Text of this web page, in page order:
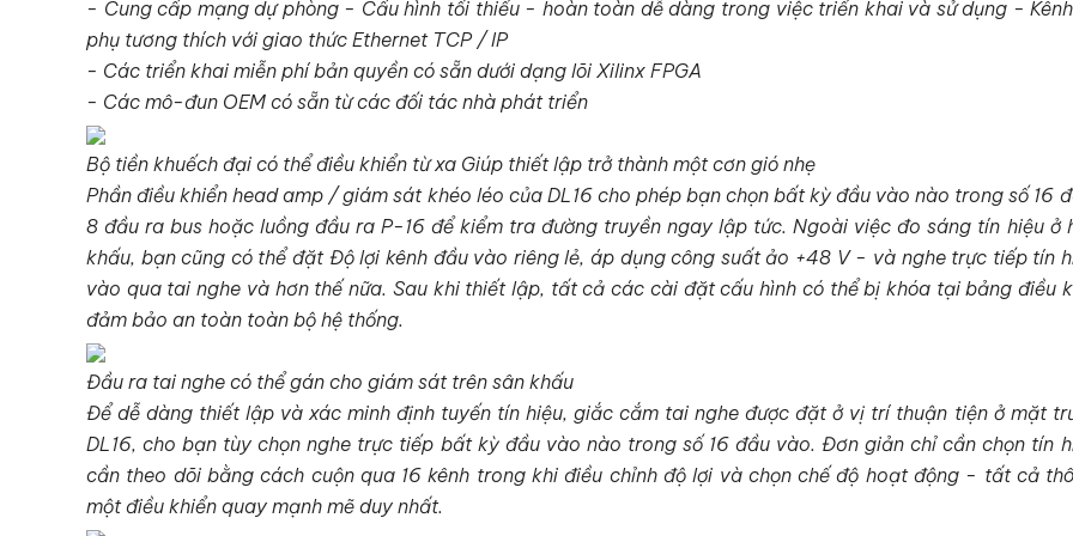
- Cung cấp mạng dự phòng - Cấu hình tối thiểu - hoàn toàn dễ dàng trong việc triển khai và sử dụng -
phụ tương thích với giao thức Ethernet TCP / IP
- Các triển khai miễn phí bản quyền có sẵn dưới dạng lõi Xilinx FPGA
- Các mô-đun OEM có sẵn từ các đối tác nhà phát triển
Bộ tiền khuếch đại có thể điều khiển từ xa Giúp thiết lập trở thành một cơn gió nhẹ
Phần điều khiển head amp / giám sát khéo léo của DL16 cho phép bạn chọn bất kỳ đầu vào nào trong số 16
8 đầu ra bus hoặc luồng đầu ra P-16 để kiểm tra đường truyền ngay lập tức. Ngoài việc đo sáng tín hiệu ở
khấu, bạn cũng có thể đặt Độ lợi kênh đầu vào riêng lẻ, áp dụng công suất ảo +48 V - và nghe trực tiếp tín
vào qua tai nghe và hơn thế nữa. Sau khi thiết lập, tất cả các cài đặt cấu hình có thể bị khóa tại bảng điều
đảm bảo an toàn toàn bộ hệ thống.
Đầu ra tai nghe có thể gán cho giám sát trên sân khấu
Để dễ dàng thiết lập và xác minh định tuyến tín hiệu, giắc cắm tai nghe được đặt ở vị trí thuận tiện ở mặt
DL16, cho bạn tùy chọn nghe trực tiếp bất kỳ đầu vào nào trong số 16 đầu vào. Đơn giản chỉ cần chọn tín
cần theo dõi bằng cách cuộn qua 16 kênh trong khi điều chỉnh độ lợi và chọn chế độ hoạt động - tất cả
một điều khiển quay mạnh mẽ duy nhất.